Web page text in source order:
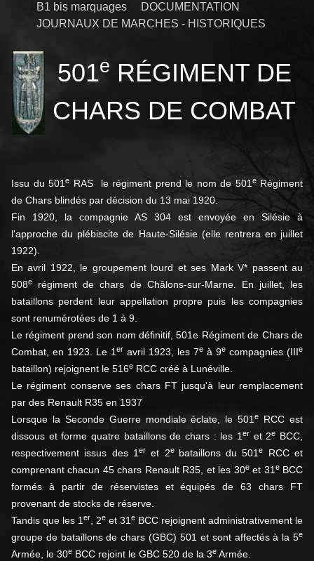
B1 bis marquages
DOCUMENTATION
JOURNAUX DE MARCHES - HISTORIQUES
501e RÉGIMENT DE
CHARS DE COMBAT
Issu du 501 e RAS le régiment prend le nom de 501 eRégiment
de Chars blindés par décision du 13 mai 1920.
Fin 1920, la compagnie AS 304 est envoyée en Silésie à
l'approche du plébiscite de Haute-Silésie (elle rentrera en juillet
1922).
En avril 1922, le groupement lourd et ses Mark V* passent au
508e
régiment de chars de Châlons-sur-Marne. En juillet, les
bataillons perdent leur appellation propre puis les compagnies
sont renumérotées de 1 à 9.
Le régiment prend son nom définitif, 501e Régiment de Chars de
Combat, en 1923. Le 1 er avril 1923, les 7e à 9e compagnies (IIIe
bataillon) rejoignent le 516e RCC créé à Lunéville.
Le régiment conserve ses chars FT jusqu'à leur remplacement
par des Renault R35 en 1937
Lorsque la Seconde Guerre mondiale éclate, le 501e
RCC est
dissous et forme quatre bataillons de chars : les 1 er et 2e BCC,
respectivement issus des 1 eret 2e bataillons du 501e
RCC et
comprenant chacun 45 chars Renault R35, et les 30eet 31 eBCC
formés à partir de réservistes et équipés de 63 chars FT
provenant de stocks de réserve.
Tandis que les 1 er , 2e et 31 e BCC rejoignent administrativement le
groupe de bataillons de chars (GBC) 501 et sont affectés à la 5e
Armée, le 30e BCC rejoint le GBC 520 de la 3e Armée.